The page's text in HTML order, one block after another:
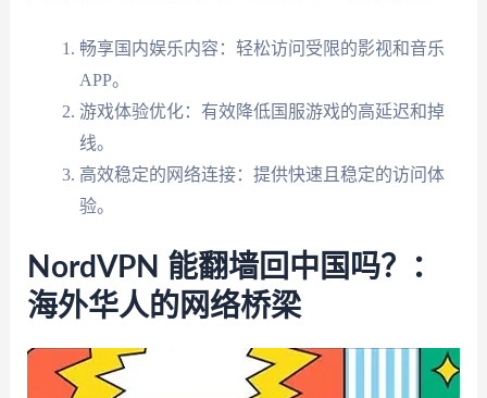
畅享国内娱乐内容：轻松访问受限的影视和音乐
APP。
游戏体验优化：有效降低国服游戏的高延迟和掉
线。
高效稳定的网络连接：提供快速且稳定的访问体
验。
NordVPN 能翻墙回中国吗？：
海外华人的网络桥梁